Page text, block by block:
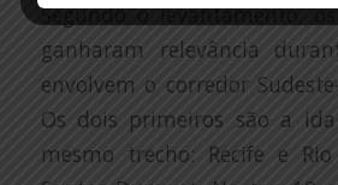
Segundo o levantamento,
ganharam relevância
envolvem o corredor
Os dois primeiros são a
mesmo trecho: Recife e